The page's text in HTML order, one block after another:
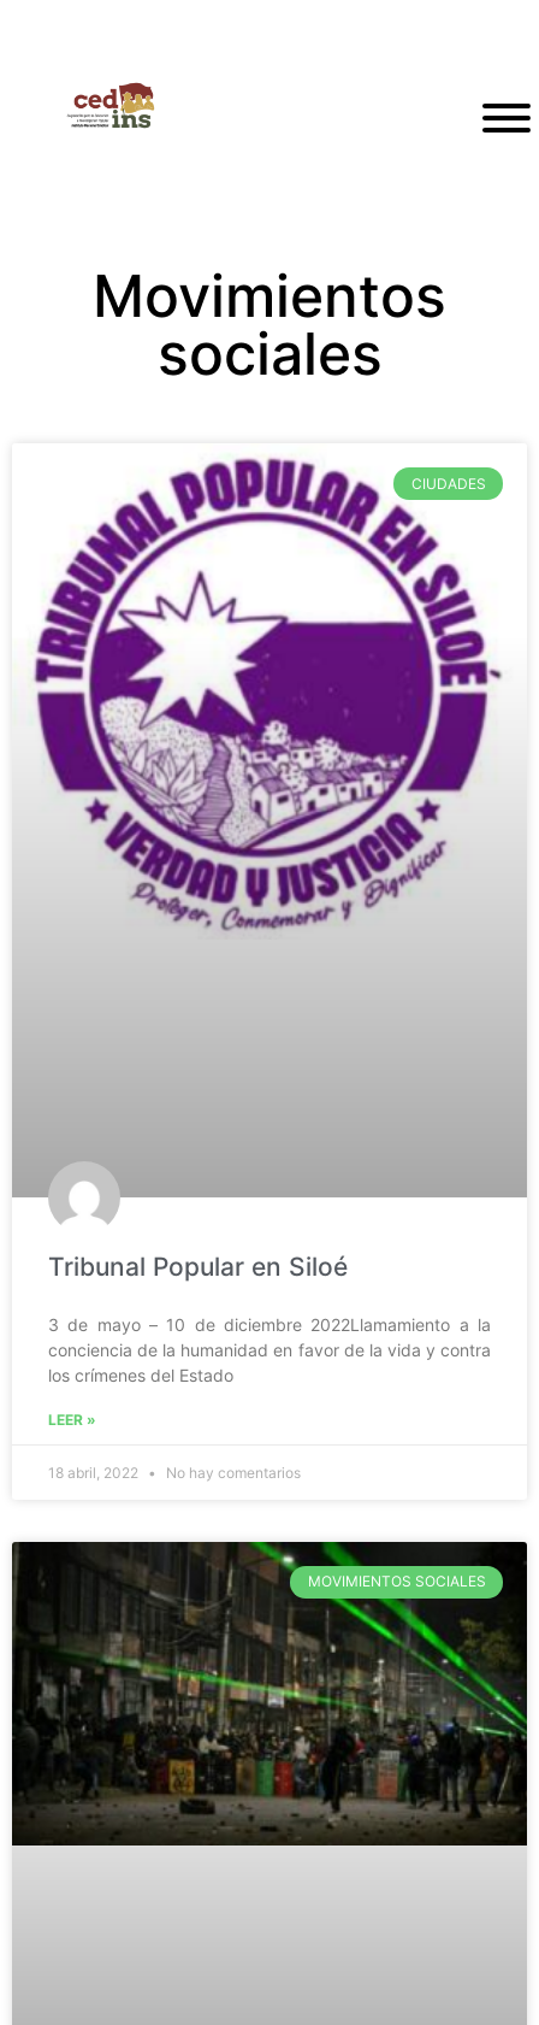
Movimientos
sociales
CIUDADES
Tribunal Popular en Siloé
3 de mayo – 10 de diciembre 2022Llamamiento a la
conciencia de la humanidad en favor de la vida y contra
los crímenes del Estado
LEER »
18 abril, 2022 No hay comentarios
MOVIMIENTOS SOCIALES